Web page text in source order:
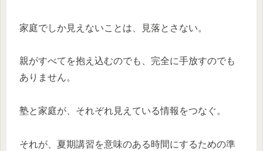
家庭でしか見えないことは、見落とさない。
親がすべてを抱え込むのでも、完全に手放すのでも
ありません。
塾と家庭が、それぞれ見えている情報をつなぐ。
それが、夏期講習を意味のある時間にするための準